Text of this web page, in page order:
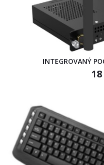
INTEGROVANÝ